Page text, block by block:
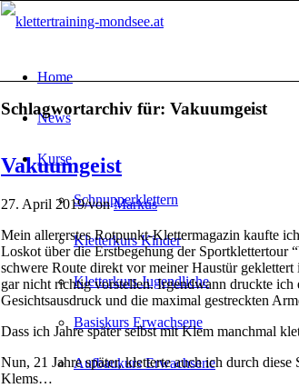
Home
News
Kurse
Schnupperklettern
Kletterkurs Kinder
Kletterkurs Jugendliche
Basiskurs Erwachsene
Aufbaukurs Erwachsene
Schlagwortarchiv für: Vakuumgeist
Vakuumgeist
27. April 2019/vonMarkus
Mein allererstes Rotpunkt-Klettermagazin kaufte
Loskot über die Erstbegehung der Sportklettertour
schwere Route direkt vor meiner Haustür
gar nicht richtig vorstellen. Irgendwann druckte
Gesichtsausdruck und die maximal gestreckten
Dass ich Jahre später selbst mit Klem manchmal
Nun, 21 Jahre später, kletterte auch ich durch
Klems…